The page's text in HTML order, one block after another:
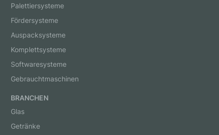
Palettiersysteme
Fördersysteme
Auspacksysteme
Komplettsysteme
Softwaresysteme
Gebrauchtmaschinen
BRANCHEN
Glas
Getränke